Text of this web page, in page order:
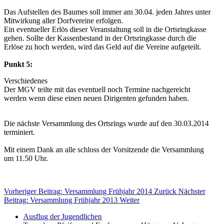
Das Aufstellen des Baumes soll immer am 30.04. jeden Jahres unter
Mitwirkung aller Dorfvereine erfolgen.
Ein eventueller Erlös dieser Veranstaltung soll in die Ortsringkasse
gehen. Sollte der Kassenbestand in der Ortsringkasse durch die
Erlöse zu hoch werden, wird das Geld auf die Vereine aufgeteilt.
Punkt 5:
Verschiedenes
Der MGV teilte mit das eventuell noch Termine nachgereicht
werden wenn diese einen neuen Dirigenten gefunden haben.
Die nächste Versammlung des Ortsrings wurde auf den 30.03.2014
terminiert.
Mit einem Dank an alle schloss der Vorsitzende die Versammlung
um 11.50 Uhr.
Vorheriger Beitrag: Versammlung Frühjahr 2014 Zurück Nächster
Beitrag: Versammlung Frühjahr 2013 Weiter
Ausflug der Jugendlichen